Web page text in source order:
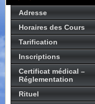
Adresse
Horaires des Cours
Tarification
Inscriptions
Certificat médical –
Réglementation
Rituel